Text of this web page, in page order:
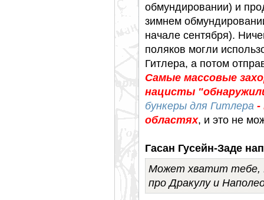
обмундировании) и
зимнем
начале сентября).
поляков могли
Гитлера, а потом
Самые массовые
нацисты
бункеры для Гитлера -
областях, и это не
Гасан Гусейн-Заде
Может хватит тебе,
про Дракулу и